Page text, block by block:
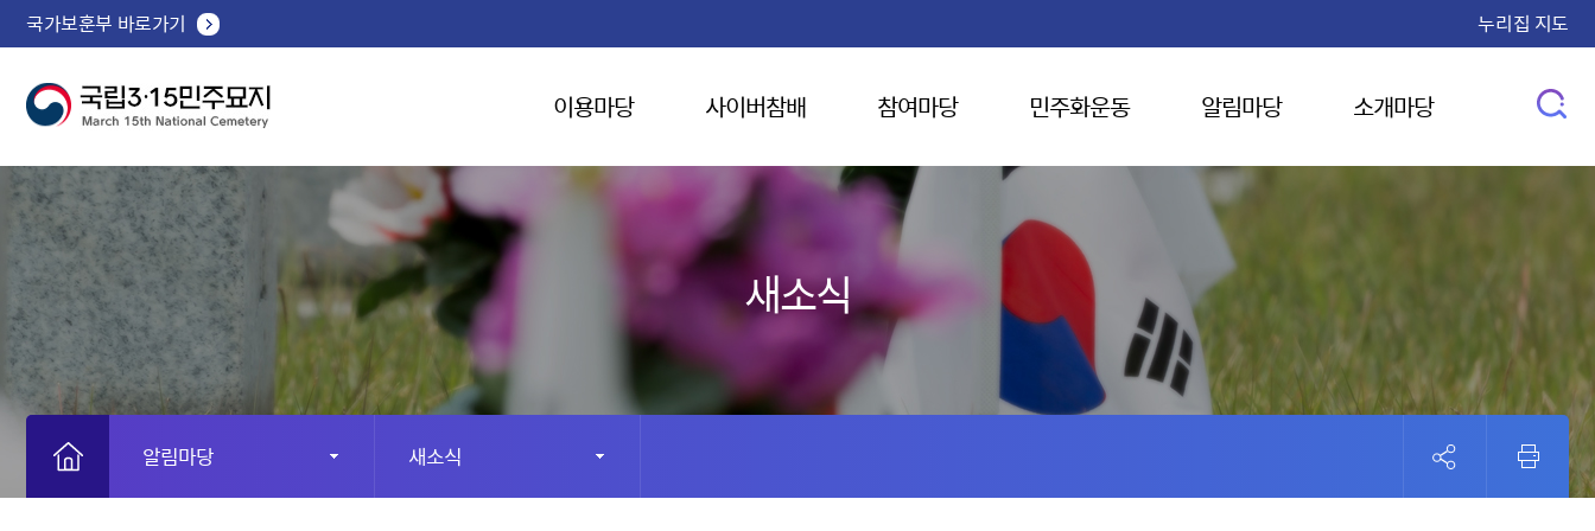
국가보훈부 바로가기 누리집 지도
이용마당 사이버참배 참여마당 민주화운동 알림마당 소개마당
새소식
알림마당 새소식